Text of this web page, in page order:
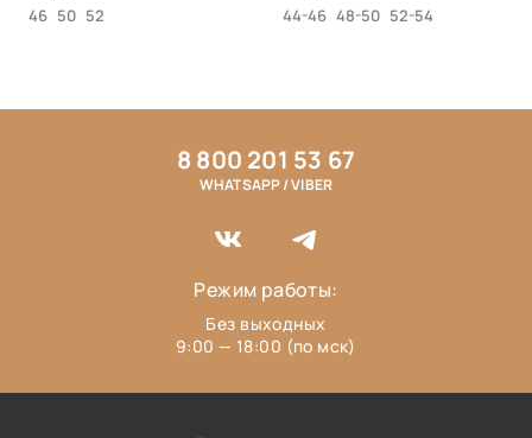
46 50 52 44-46 48-50 52-54
8 800 201 53 67
WHATSAPP / VIBER
Режим работы:
Без выходных
9:00 — 18:00 (по мск)